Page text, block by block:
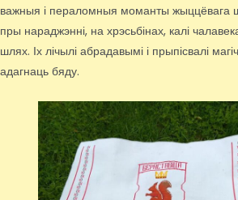
важныя і пераломныя моманты жыццёвага
пры нараджэнні, на хрэсьбінах, калі
шлях. Іх лічылі абрадавымі і прыпісвалі
адагнаць бяду.